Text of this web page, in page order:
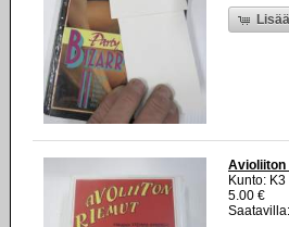
Avioliiton
Kunto:
5.00 €